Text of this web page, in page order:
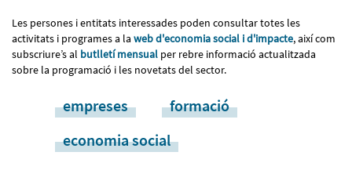
Les persones i entitats interessades poden consultar totes les
activitats i programes a la web d'economia social i d'impacte, així com
subscriure’s al butlletí mensual per rebre informació actualitzada
sobre la programació i les novetats del sector.
empreses
formació
economia social